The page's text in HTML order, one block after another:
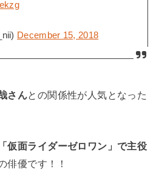
December 15, 2018
さん との関係性が人気となった
「仮面ライダーゼロワン」で主役
俳優です！！